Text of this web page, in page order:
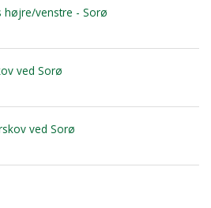
venstre - Sorø
ved Sorø
ved Sorø